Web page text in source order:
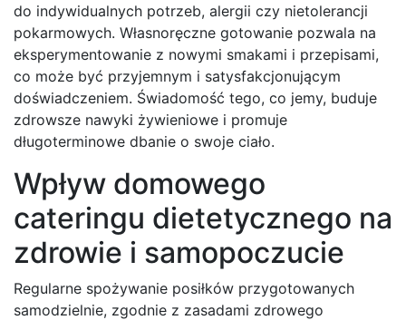
do indywidualnych potrzeb, alergii czy nietolerancji
pokarmowych. Własnoręczne gotowanie pozwala na
eksperymentowanie z nowymi smakami i przepisami,
co może być przyjemnym i satysfakcjonującym
doświadczeniem. Świadomość tego, co jemy, buduje
zdrowsze nawyki żywieniowe i promuje
długoterminowe dbanie o swoje ciało.
Wpływ domowego
cateringu dietetycznego na
zdrowie i samopoczucie
Regularne spożywanie posiłków przygotowanych
samodzielnie, zgodnie z zasadami zdrowego